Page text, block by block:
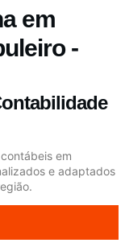
em
-
em
e adaptados